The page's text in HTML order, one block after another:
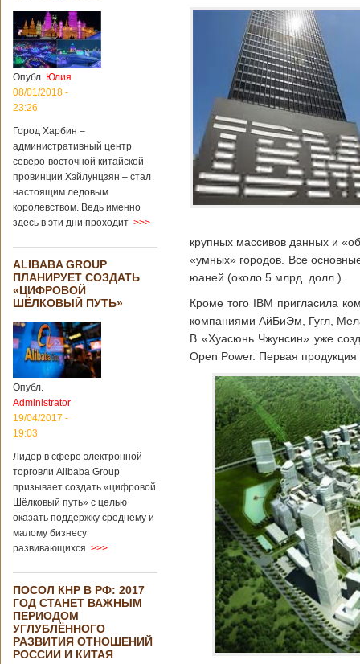
Опубл. Юлия
08/01/2018 -
23:26
Город Харбин –
административный центр
северо-восточной китайской
провинции Хэйлунцзян – стал
настоящим ледовым
королевством. Ведь именно
здесь в эти дни проходит >>>
ALIBABA GROUP
ПЛАНИРУЕТ СОЗДАТЬ
«ЦИФРОВОЙ
ШЁЛКОВЫЙ ПУТЬ»
Опубл.
Administrator
19/04/2017 -
19:03
Лидер в сфере электронной
торговли Alibaba Group
призывает создать «цифровой
Шёлковый путь» с целью
оказать поддержку среднему и
малому бизнесу
развивающихся >>>
ПОСОЛ КНР В РФ: 2017
ГОД СТАНЕТ ВАЖНЫМ
ПЕРИОДОМ
УГЛУБЛЁННОГО
РАЗВИТИЯ ОТНОШЕНИЙ
РОССИИ И КИТАЯ
крупных массивов данных и
«умных» городов. Все
юаней (около 5 млрд. долл.).
Кроме того IBM пригласила
компаниями АйБиЭм, Гугл,
В «Хуасюнь Чжунсин» уже
Open Power. Первая продукция